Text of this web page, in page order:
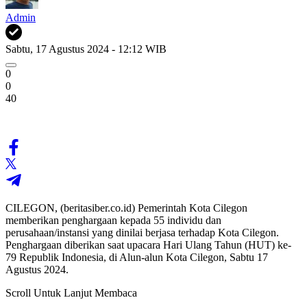
Admin
Sabtu, 17 Agustus 2024 - 12:12 WIB
0
0
40
CILEGON, (beritasiber.co.id) Pemerintah Kota Cilegon
memberikan penghargaan kepada 55 individu dan
perusahaan/instansi yang dinilai berjasa terhadap Kota Cilegon.
Penghargaan diberikan saat upacara Hari Ulang Tahun (HUT) ke-
79 Republik Indonesia, di Alun-alun Kota Cilegon, Sabtu 17
Agustus 2024.
Scroll Untuk Lanjut Membaca